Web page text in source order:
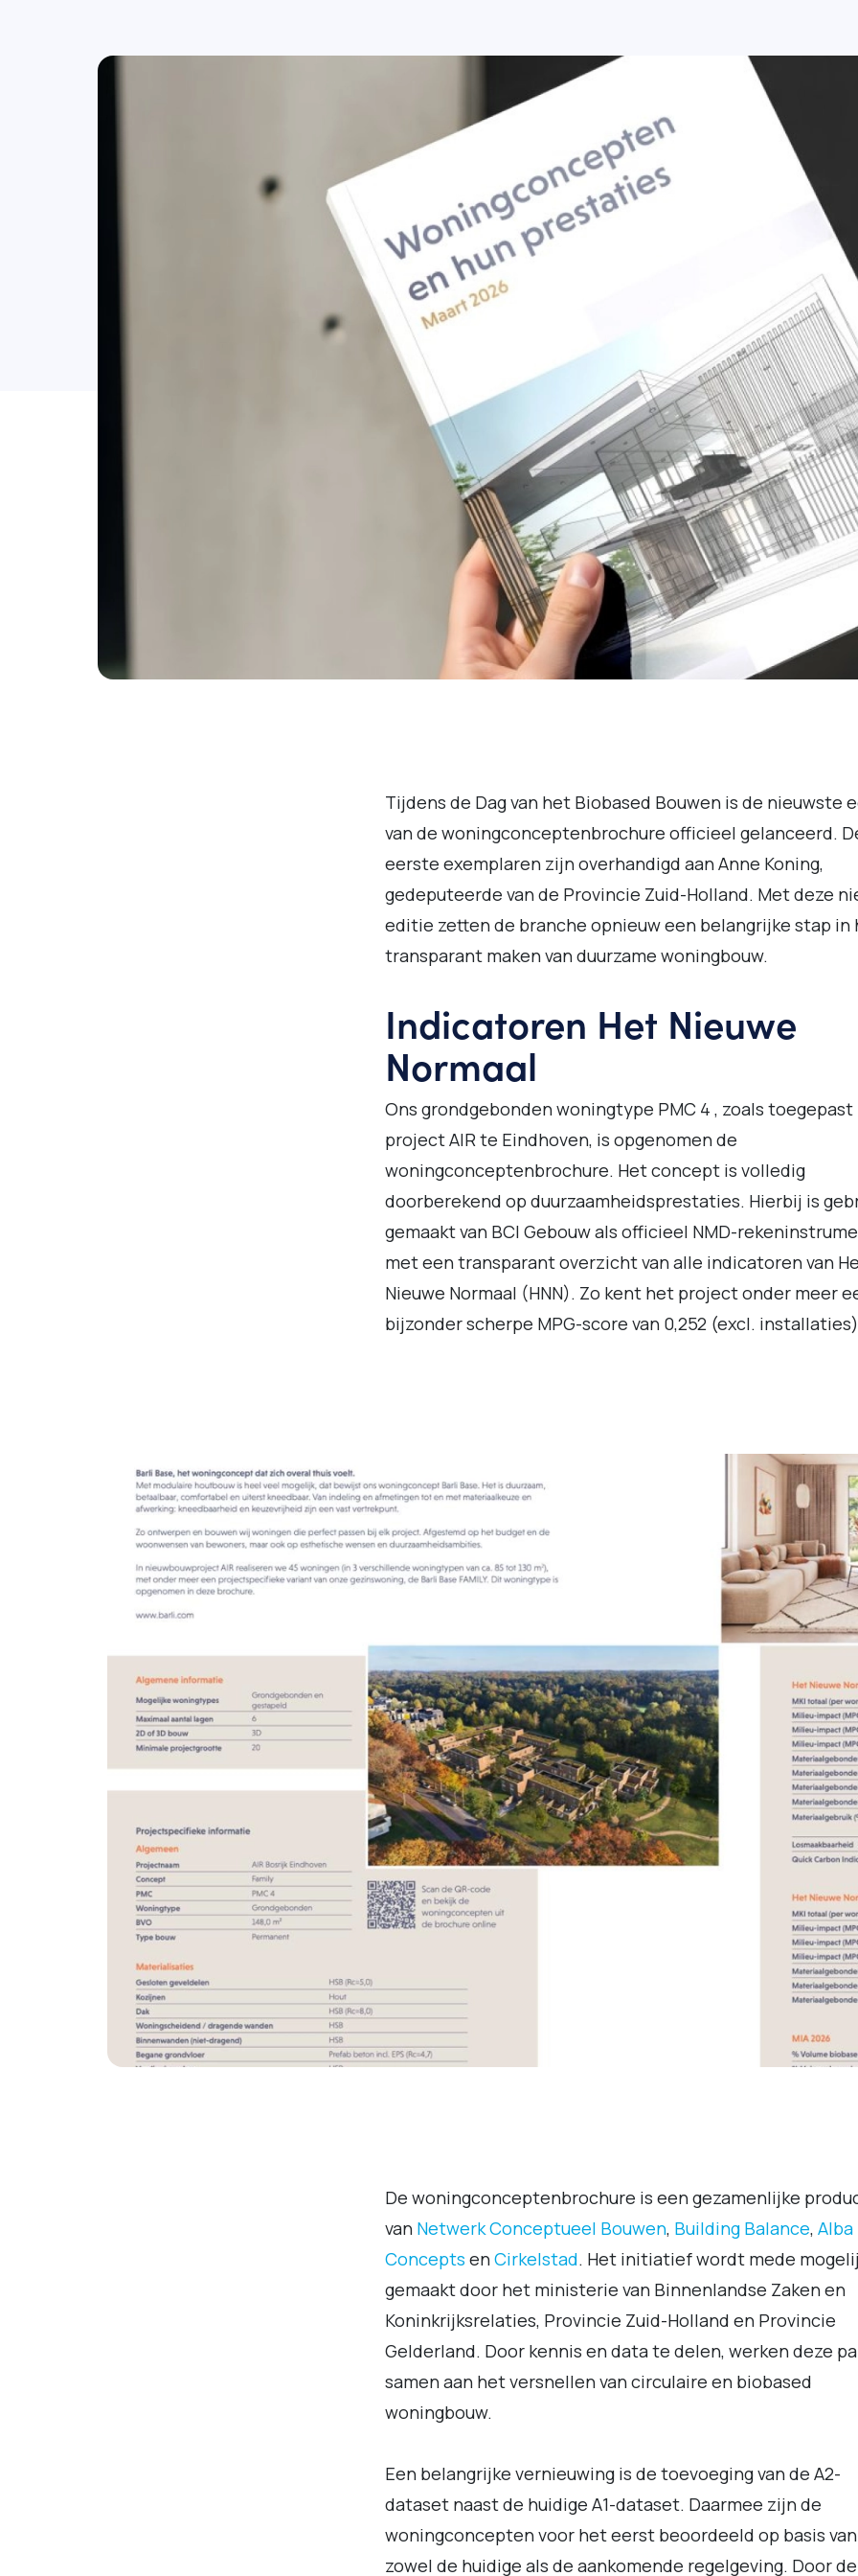
Tijdens de Dag van het Biobased Bouwen is de nieuwste
van de woningconceptenbrochure officieel gelanceerd.
eerste exemplaren zijn overhandigd aan Anne Koning,
gedeputeerde van de Provincie Zuid-Holland. Met deze
editie zetten de branche opnieuw een belangrijke stap in
transparant maken van duurzame woningbouw.
Indicatoren Het Nieuwe
Normaal
Ons grondgebonden woningtype PMC 4 , zoals toegepast
project AIR te Eindhoven, is opgenomen de
woningconceptenbrochure. Het concept is volledig
doorberekend op duurzaamheidsprestaties. Hierbij is
gemaakt van BCI Gebouw als officieel NMD-
met een transparant overzicht van alle indicatoren van
Nieuwe Normaal (HNN). Zo kent het project onder meer
bijzonder scherpe MPG-score van 0,252 (excl.
De woningconceptenbrochure is een gezamenlijke
van Netwerk Conceptueel Bouwen, Building Balance, Alba
Concepts enCirkelstad. Het initiatief wordt mede
gemaakt door het ministerie van Binnenlandse Zaken en
Koninkrijksrelaties, Provincie Zuid-Holland en Provincie
Gelderland. Door kennis en data te delen, werken deze
samen aan het versnellen van circulaire en biobased
woningbouw.
Een belangrijke vernieuwing is de toevoeging van de A2-
dataset naast de huidige A1-dataset. Daarmee zijn de
woningconcepten voor het eerst beoordeeld op basis van
zowel de huidige als de aankomende regelgeving. Door